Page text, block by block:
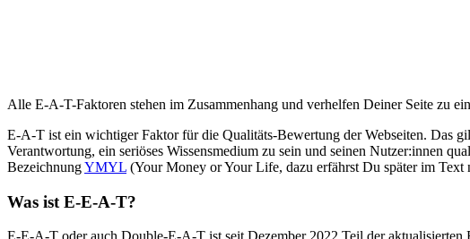
Alle E-A-T-Faktoren stehen im Zusammenhang und verhelfen Deiner Seite zu
E-A-T ist ein wichtiger Faktor für die Qualitäts-Bewertung der Webseiten. Das
Verantwortung, ein seriöses Wissensmedium zu sein und seinen Nutzer:innen
BezeichnungYMYL (Your Money or Your Life, dazu erfährst Du später im Text
Was ist E-E-A-T?